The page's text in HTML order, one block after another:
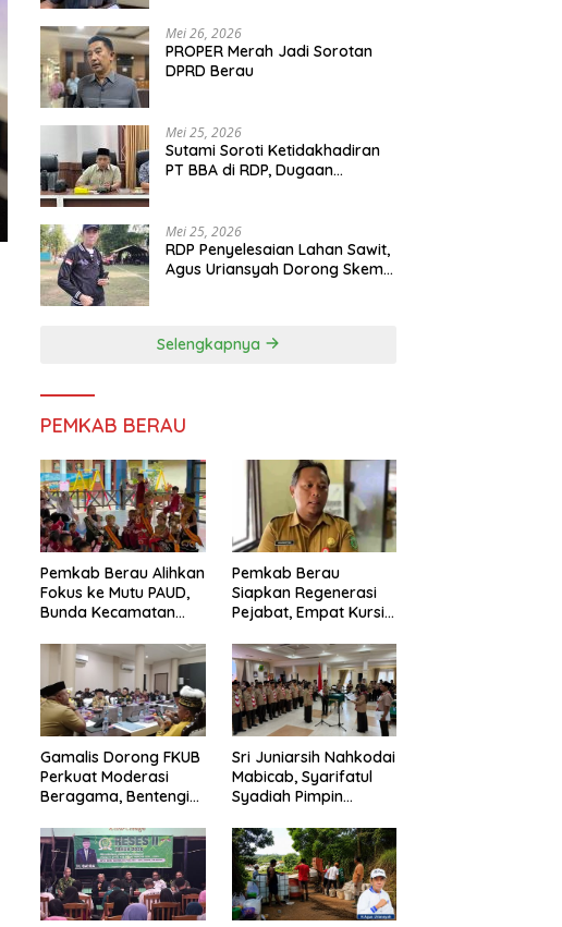
Mei 26, 2026
PROPER Merah Jadi Sorotan
DPRD Berau
Mei 25, 2026
Sutami Soroti Ketidakhadiran
PT BBA di RDP, Dugaan
Mei 25, 2026
RDP Penyelesaian Lahan Sawit,
Agus Uriansyah Dorong Skema
Selengkapnya
PEMKAB BERAU
Pemkab Berau Alihkan
Fokus ke Mutu PAUD,
Bunda Kecamatan
Pengawasan
Pemkab Berau
Siapkan Regenerasi
Pejabat, Empat Kursi
Diisi
Gamalis Dorong FKUB
Perkuat Moderasi
Beragama, Bentengi
Pemecah Persatuan
Sri Juniarsih Nahkodai
Mabicab, Syarifatul
Syadiah Pimpin
Berau 2026–2031